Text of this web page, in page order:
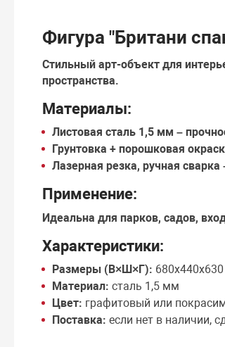
Фигура "Британи
Стильный арт-объект для
пространства.
Материалы:
Листовая сталь 1,5 мм –
Грунтовка + порошковая
Лазерная резка, ручная сварка
Применение:
Идеальна дляпарков, садов,
Характеристики:
Размеры (В×Ш×Г):
Материал: сталь 1,5 мм
Цвет: графитовый или
Поставка: если нет в наличии,